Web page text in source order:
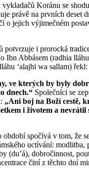
Koránu se
právě na prvních deset
o jejich výjimečném
potvrzuje i prorocká
Ibn Abbásem (radhia
ʻalajhi wa sallam) řekl:
ve kterých by byly
dnech.“ Společníci se
„Ani boj na Boží cestě,
i životem a nevrátil
období spočívá v tom, že
uctívání: modlitba,
(du’á), dobročinnost,
činí z těchto dní